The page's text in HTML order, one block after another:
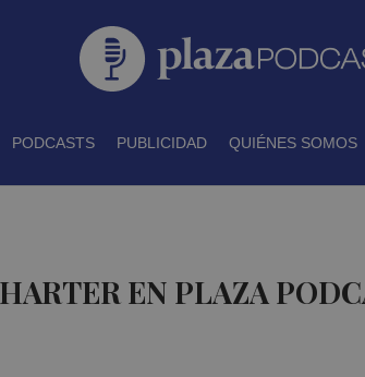
PODCASTS PUBLICIDAD QUIÉNES SOMOS
EN PLAZA